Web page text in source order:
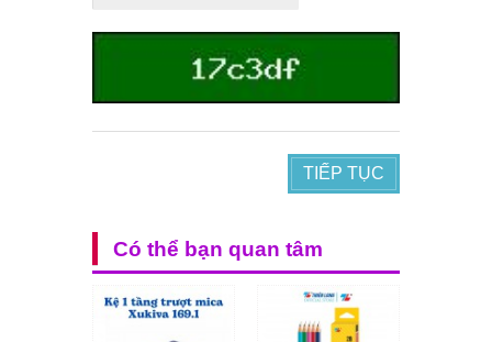
TIẾP TỤC
Có thể bạn quan tâm